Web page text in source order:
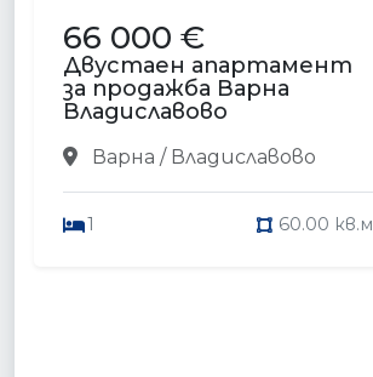
66 000 €
Двустаен апартамент
за продажба Варна
Владиславово
Варна / Владиславово
1 60.00 кв.м